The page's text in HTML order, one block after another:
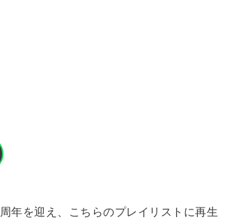
年を迎え、こちらのプレイリストに再生